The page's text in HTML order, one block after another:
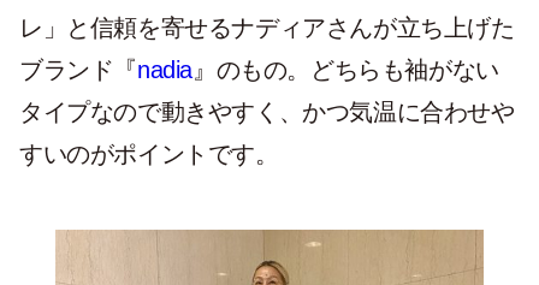
レ」と信頼を寄せるナディアさんが立ち上げた
ブランド『nadia 』のもの。どちらも袖がない
タイプなので動きやすく、かつ気温に合わせや
すいのがポイントです。